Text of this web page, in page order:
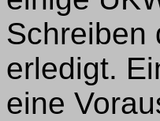
Schreiben
erledigt.
eine